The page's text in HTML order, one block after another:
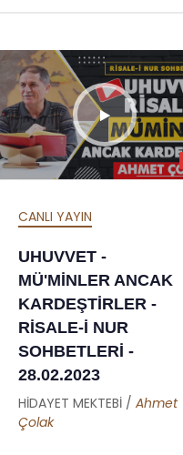
CANLI YAYIN
UHUVVET -
MÜ'MİNLER ANCAK
KARDEŞTİRLER -
RİSALE-İ NUR
SOHBETLERİ -
28.02.2023
HİDAYET MEKTEBİ / Ahmet
Çolak
HAFTALIK SOHBETLER
LEM'ALAR - YİRMİ
YİRMİ YEDİNCİ
HİDAYET MEKTEBİ /
Malkoç